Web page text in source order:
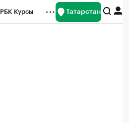
РБК Курсы Татарстан